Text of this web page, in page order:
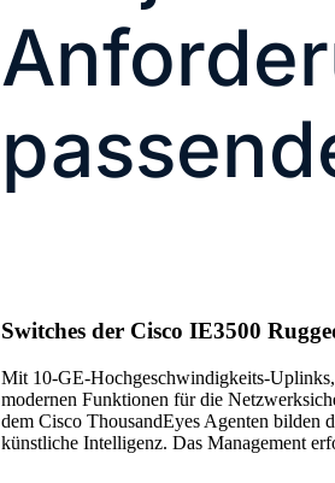
Switches der Cisco IE3500
Mit 10-GE-Hochgeschwindigkeits-
modernen Funktionen für die
dem Cisco ThousandEyes Agenten bilden
künstliche Intelligenz. Das Management